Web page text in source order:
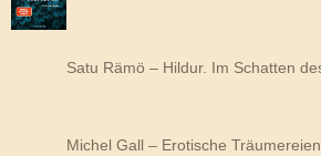
Satu Rämö – Hildur. Im Schatten
Michel Gall – Erotische